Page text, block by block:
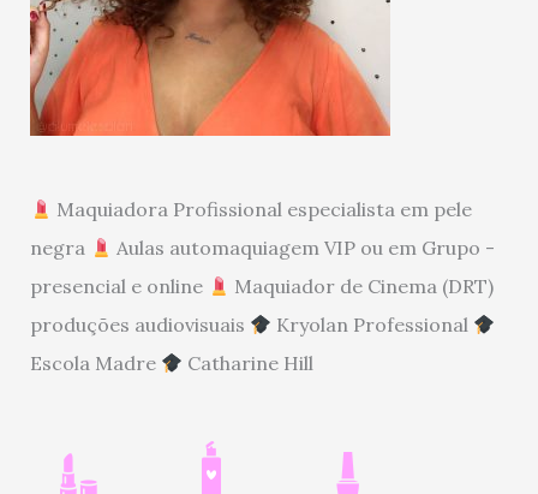
Maquiadora Profissional especialista em pele
negra
Aulas automaquiagem VIP ou em Grupo -
presencial e online
Maquiador de Cinema (DRT)
produções audiovisuais
Kryolan Professional
Escola Madre
Catharine Hill